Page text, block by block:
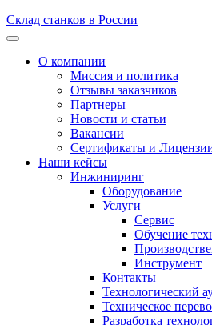
Склад станков в России
О компании
Миссия и политика
Отзывы заказчиков
Партнеры
Новости и статьи
Вакансии
Сертификаты и
Наши кейсы
Инжиниринг
Оборудование
Услуги
Сервис
Обучение
Инструмент
Контакты
Технологический
Техническое
Разработка